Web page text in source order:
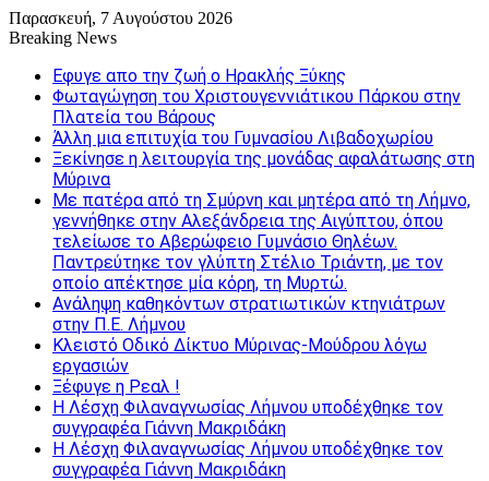
Παρασκευή, 7 Αυγούστου 2026
Breaking News
Εφυγε απο την ζωή o Ηρακλής Ξύκης
Φωταγώγηση του Χριστουγεννιάτικου Πάρκου στην
Πλατεία του Βάρους
Άλλη μια επιτυχία του Γυμνασίου Λιβαδοχωρίου
Ξεκίνησε η λειτουργία της μονάδας αφαλάτωσης στη
Μύρινα
Με πατέρα από τη Σμύρνη και μητέρα από τη Λήμνο,
γεννήθηκε στην Αλεξάνδρεια της Αιγύπτου, όπου
τελείωσε το Αβερώφειο Γυμνάσιο Θηλέων.
Παντρεύτηκε τον γλύπτη Στέλιο Τριάντη, με τον
οποίο απέκτησε μία κόρη, τη Μυρτώ.
Ανάληψη καθηκόντων στρατιωτικών κτηνιάτρων
στην Π.Ε. Λήμνου
Κλειστό Οδικό Δίκτυο Μύρινας-Μούδρου λόγω
εργασιών
Ξέφυγε η Ρεαλ !
Η Λέσχη Φιλαναγνωσίας Λήμνου υποδέχθηκε τον
συγγραφέα Γιάννη Μακριδάκη
Η Λέσχη Φιλαναγνωσίας Λήμνου υποδέχθηκε τον
συγγραφέα Γιάννη Μακριδάκη